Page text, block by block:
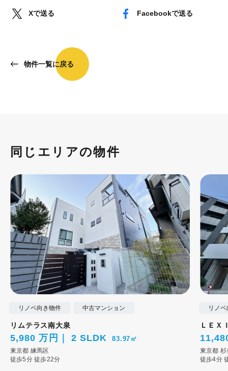
Xで送る Facebookで送る
物件一覧に戻る
同じエリアの物件
リノベ向き物件 中古マンション
リムテラス南大泉
5,980 万円 2 SLDK 83.97㎡
東京都 練馬区
徒歩5分徒歩22分
リノ
ＬＥＸ
東京都 杉
徒歩4分